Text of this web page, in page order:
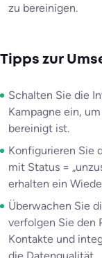
zu bereinigen.
Tipps zur
Schalten Sie die
Kampagne ein,
bereinigt ist.
Konfigurieren Sie
mit Status =
erhalten ein
Überwachen Sie
verfolgen Sie den
Kontakte und